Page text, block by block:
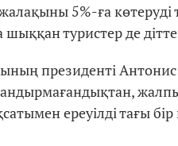
5%-ға
туристер де
президенті
ереуілді тағы